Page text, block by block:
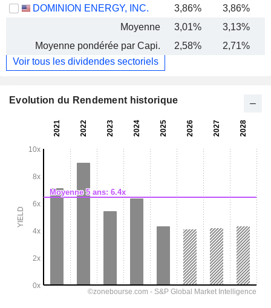
DOMINION ENERGY, INC.
3,86% 3,86%
Moyenne
3,01% 3,13%
Moyenne pondérée par Capi.
2,58% 2,71%
Voir tous les dividendes sectoriels
Evolution du Rendement historique